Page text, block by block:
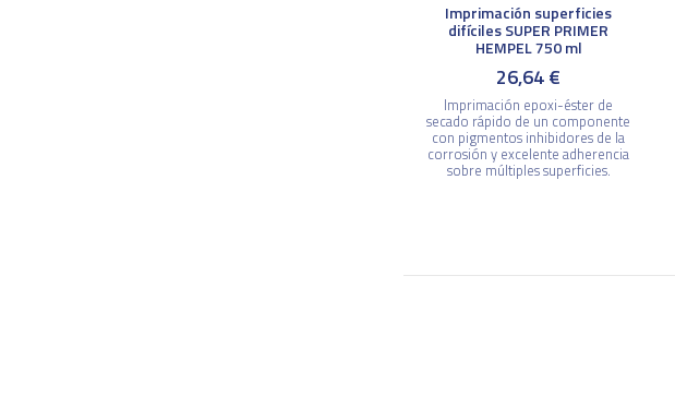
Imprimación superficies
difíciles SUPER PRIMER
HEMPEL 750 ml
26,64 €
Imprimación epoxi-éster de
secado rápido de un componente
con pigmentos inhibidores de la
corrosión y excelente adherencia
sobre múltiples superficies.